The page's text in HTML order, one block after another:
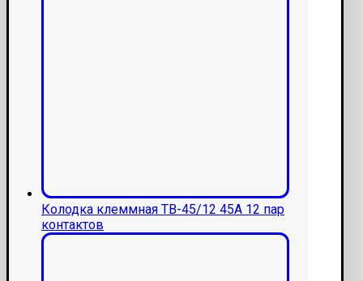
Колодка клеммная ТВ-45/12 45А 12 пар
контактов